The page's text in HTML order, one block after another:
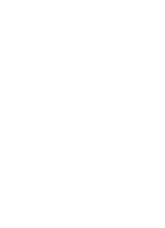
Rechtspraak.nl
Rechtspraak.nl
- U verlaat